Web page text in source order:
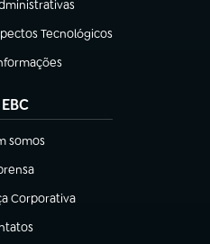
aba)
Tecnológicos
nova aba)
somos
nova aba)
em nova aba)
Corporativa
aba)
em nova aba)